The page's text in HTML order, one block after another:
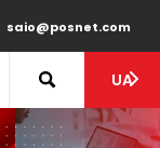
saio@posnet.com
UA